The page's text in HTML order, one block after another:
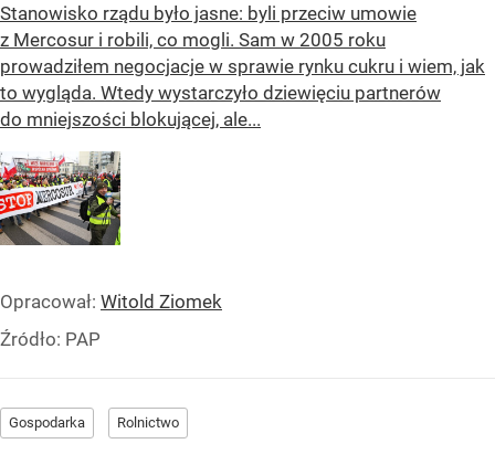
Stanowisko rządu było jasne: byli przeciw umowie
z Mercosur i robili, co mogli. Sam w 2005 roku
prowadziłem negocjacje w sprawie rynku cukru i wiem, jak
to wygląda. Wtedy wystarczyło dziewięciu partnerów
do mniejszości blokującej, ale...
Opracował: Witold Ziomek
Źródło: PAP
Gospodarka Rolnictwo